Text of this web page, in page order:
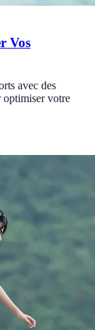
Vos
avec des
optimiser votre